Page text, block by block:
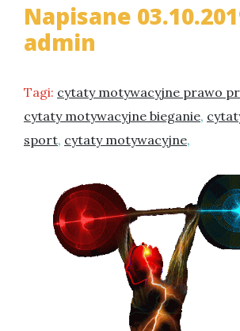
Napisane
admin
Tagi: cytaty motywacyjne prawo
cytaty motywacyjne bieganie,
sport, cytaty motywacyjne,